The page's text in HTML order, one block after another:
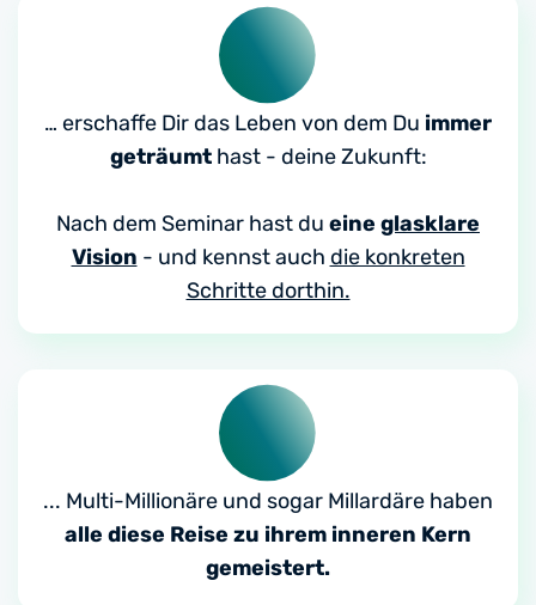
… erschaffe Dir das Leben von dem Du immer
geträumthast - deine Zukunft:
Nach dem Seminar hast du eine glasklare
Vision - und kennst auch die konkreten
Schritte dorthin.
... Multi-Millionäre und sogar Millardäre haben
alle diese Reise zu ihrem inneren Kern
gemeistert.